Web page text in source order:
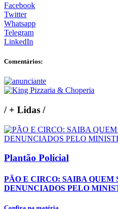
Facebook
Twitter
Whatsapp
Telegram
LinkedIn
Comentários:
/+ Lidas /
Plantão Policial
PÃO E CIRCO: SAIBA QUEM
DENUNCIADOS PELO